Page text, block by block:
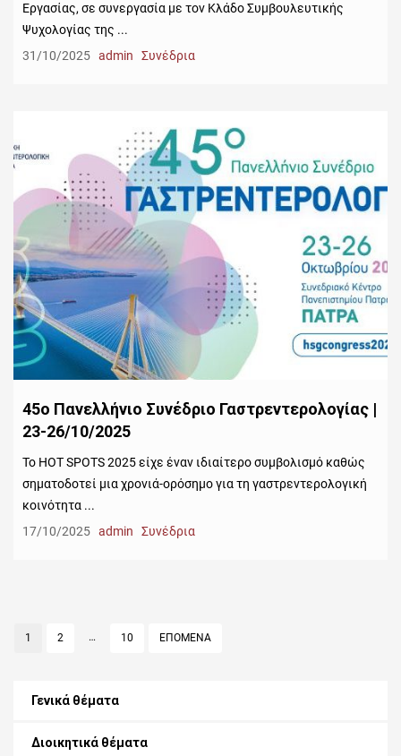
Εργασίας, σε συνεργασία με τον Κλάδο Συμβουλευτικής
Ψυχολογίας της ...
31/10/2025 admin Συνέδρια
45ο Πανελλήνιο Συνέδριο Γαστρεντερολογίας |
23-26/10/2025
Το HOT SPOTS 2025 είχε έναν ιδιαίτερο συμβολισμό καθώς
σηματοδοτεί μια χρονιά-ορόσημο για τη γαστρεντερολογική
κοινότητα ...
17/10/2025 admin Συνέδρια
Σελιδοποίηση
PAGE
1 PAGE
2 … PAGE
10 ΕΠΟΜΕΝΑ
Γενικά θέματα
Διοικητικά θέματα